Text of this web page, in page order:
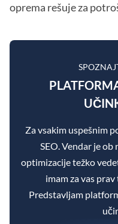
oprema rešuje za
Za vsakim uspešnim
SEO. Vendar je
optimizacije težko
imam za vas
Predstavljam